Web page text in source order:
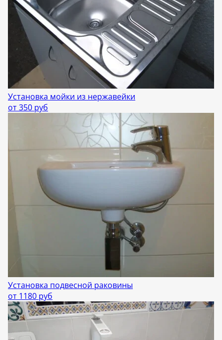
Установка мойки из нержавейки
от 350 руб
Установка подвесной раковины
от 1180 руб